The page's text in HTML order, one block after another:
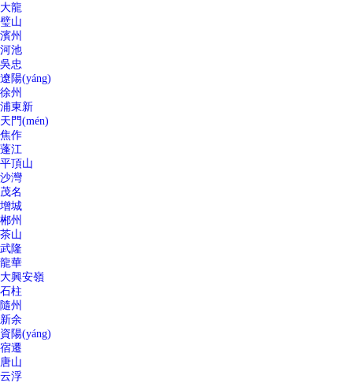
大龍
璧山
濱州
河池
吳忠
遼陽(yáng)
徐州
浦東新
天門(mén)
焦作
蓬江
平頂山
沙灣
茂名
增城
郴州
茶山
武隆
龍華
大興安嶺
石柱
隨州
新余
資陽(yáng)
宿遷
唐山
云浮